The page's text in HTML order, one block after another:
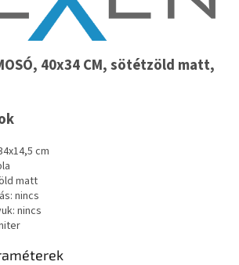
40x34 CM, sötétzöld matt,
cm
matt
nincs
nincs